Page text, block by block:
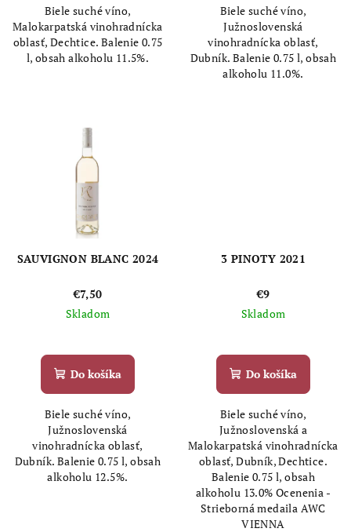
z
5
hviezdičiek.
Biele suché víno,
Malokarpatská vinohradnícka
oblasť, Dechtice. Balenie 0.75
l, obsah alkoholu 11.5%.
z
5
hviezdičiek.
Biele suché víno,
Južnoslovenská
vinohradnícka oblasť,
Dubník. Balenie 0.75 l, obsah
alkoholu 11.0%.
SAUVIGNON BLANC 2024
€7,50
Skladom
hodnotenie
produktu
z
5
hviezdičiek.
Do košíka
Biele suché víno,
Južnoslovenská
vinohradnícka oblasť,
Dubník. Balenie 0.75 l, obsah
alkoholu 12.5%.
3 PINOTY 2021
€9
Skladom
Do košíka
Biele suché víno,
Južnoslovenská a
Malokarpatská vinohradnícka
oblasť, Dubník, Dechtice.
Balenie 0.75 l, obsah
alkoholu 13.0% Ocenenia -
Strieborná medaila AWC
VIENNA